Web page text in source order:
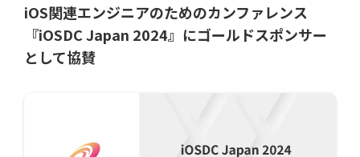
iOS関連エンジニアのためのカンファレンス
『iOSDC Japan 2024』にゴールドスポンサー
として協賛